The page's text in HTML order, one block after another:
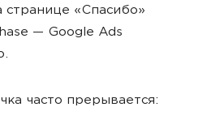
странице «Спасибо»
— Google Ads
часто прерывается: